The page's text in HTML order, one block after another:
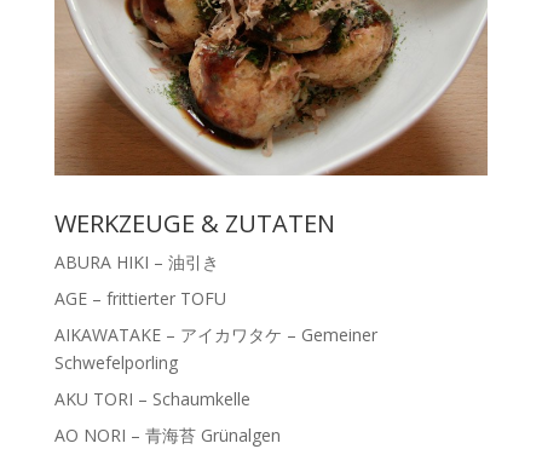
WERKZEUGE & ZUTATEN
ABURA HIKI – 油引き
AGE – frittierter TOFU
AIKAWATAKE – アイカワタケ – Gemeiner
Schwefelporling
AKU TORI – Schaumkelle
AO NORI – 青海苔 Grünalgen